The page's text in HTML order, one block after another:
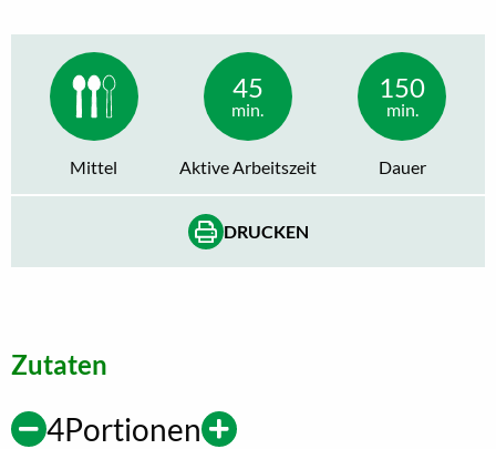
Mittel
45
min.
Aktive Arbeitszeit
150
min.
Dauer
DRUCKEN
Zutaten
4Portionen